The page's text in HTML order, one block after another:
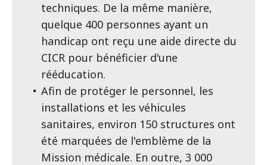
techniques. De la même manière,
quelque 400 personnes ayant un
handicap ont reçu une aide directe du
CICR pour bénéficier d'une
rééducation.
Afin de protéger le personnel, les
installations et les véhicules
sanitaires, environ 150 structures ont
été marquées de l'emblème de la
Mission médicale. En outre, 3 000